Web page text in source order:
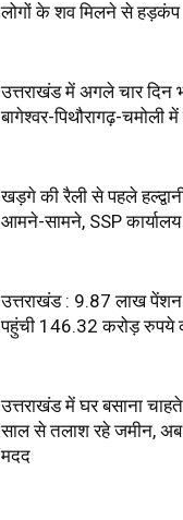
लोगों के शव मिलने से हड़कंप
उत्तराखंड में अगले चार दिन
बागेश्वर-पिथौरागढ़-चमोली
खड़गे की रैली से पहले
आमने-सामने, SSP
उत्तराखंड : 9.87 लाख पेंशन
पहुंची 146.32 करोड़ रुपये
उत्तराखंड में घर बसाना
साल से तलाश रहे जमीन, अब
मदद